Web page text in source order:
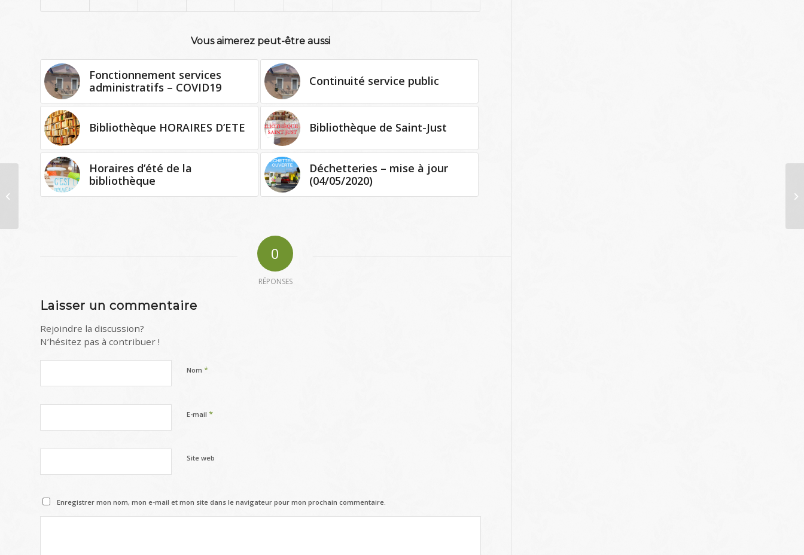
Vous aimerez peut-être aussi
Fonctionnement services
administratifs – COVID19
Continuité service public
Bibliothèque HORAIRES D’ETE Bibliothèque de Saint-Just
Horaires d’été de la
bibliothèque
Déchetteries – mise à jour
(04/05/2020)
0
RÉPONSES
Laisser un commentaire
Rejoindre la discussion?
N’hésitez pas à contribuer !
Nom *
E-mail *
Site web
Enregistrer mon nom, mon e-mail et mon site dans le navigateur pour mon prochain commentaire.
Concours des jardins